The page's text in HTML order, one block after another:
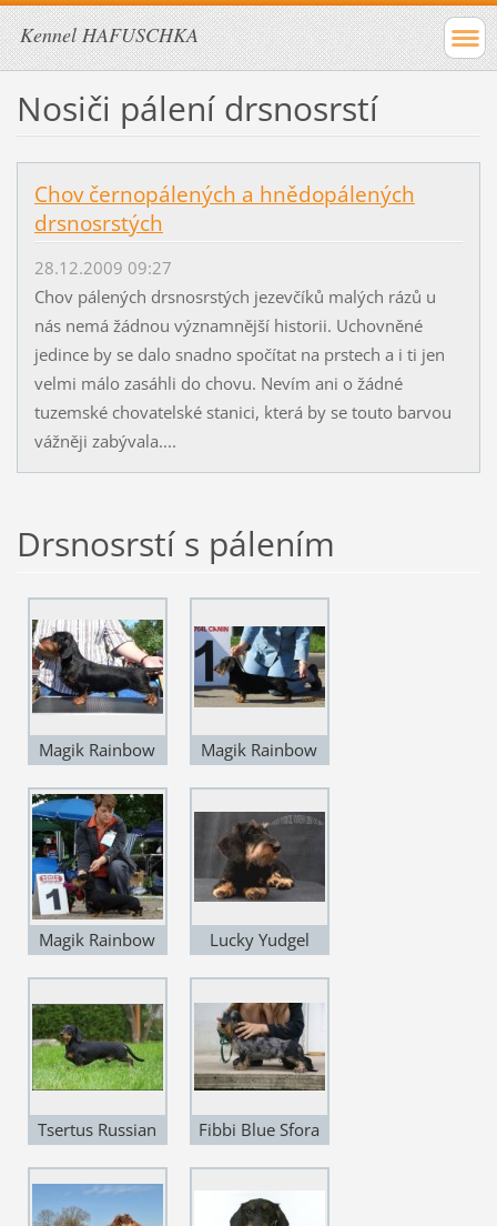
Kennel HAFUSCHKA
Nosiči pálení drsnosrstí
Chov černopálených a hnědopálených
drsnosrstých
28.12.2009 09:27
Chov pálených drsnosrstých jezevčíků malých rázů u
nás nemá žádnou významnější historii. Uchovněné
jedince by se dalo snadno spočítat na prstech a i ti jen
velmi málo zasáhli do chovu. Nevím ani o žádné
tuzemské chovatelské stanici, která by se touto barvou
vážněji zabývala....
Drsnosrstí s pálením
Magik Rainbow
Magik Rainbow
Now
Magik Rainbow
Lucky Yudgel
Tsertus Russian
Fibbi Blue Sfora